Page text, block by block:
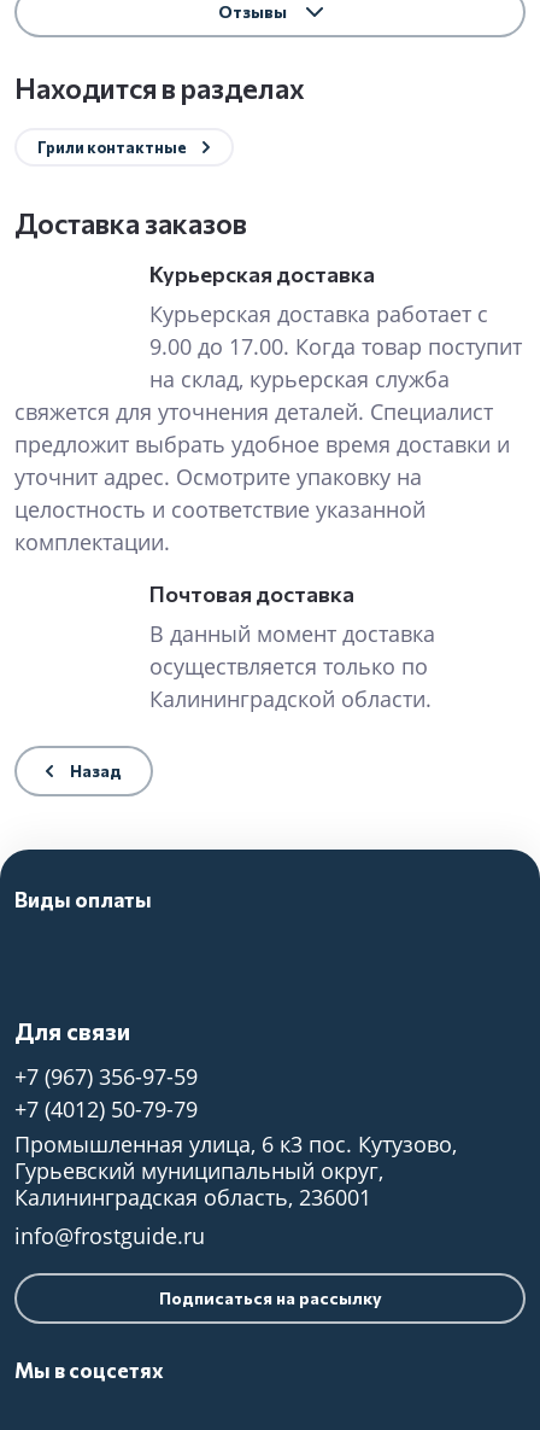
Отзывы
Находится в разделах
Грили контактные
Доставка заказов
Курьерская доставка
Курьерская доставка работает с
9.00 до 17.00. Когда товар поступит
на склад, курьерская служба
свяжется для уточнения деталей. Специалист
предложит выбрать удобное время доставки и
уточнит адрес. Осмотрите упаковку на
целостность и соответствие указанной
комплектации.
Почтовая доставка
В данный момент доставка
осуществляется только по
Калининградской области.
Назад
Для связи
+7 (967) 356-97-59
+7 (4012) 50-79-79
Промышленная улица, 6 к3 пос. Кутузово,
Гурьевский муниципальный округ,
Калининградская область, 236001
info@frostguide.ru
Подписаться на рассылку
Мы в соцсетях
Виды оплаты